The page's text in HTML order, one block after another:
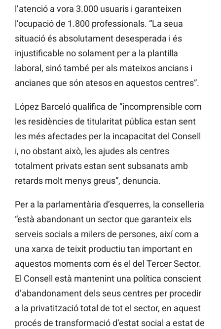
l’atenció a vora 3.000 usuaris i garanteixen
l’ocupació de 1.800 professionals. “La seua
situació és absolutament desesperada i és
injustificable no solament per a la plantilla
laboral, sinó també per als mateixos ancians i
ancianes que són atesos en aquestos centres”.
López Barceló qualifica de “incomprensible com
les residències de titularitat pública estan sent
les més afectades per la incapacitat del Consell
i, no obstant això, les ajudes als centres
totalment privats estan sent subsanats amb
retards molt menys greus”, denuncia.
Per a la parlamentària d’esquerres, la conselleria
“està abandonant un sector que garanteix els
serveis socials a milers de persones, així com a
una xarxa de teixit productiu tan important en
aquestos moments com és el del Tercer Sector.
El Consell està mantenint una política conscient
d’abandonament dels seus centres per procedir
a la privatització total de tot el sector, en aquest
procés de transformació d’estat social a estat de